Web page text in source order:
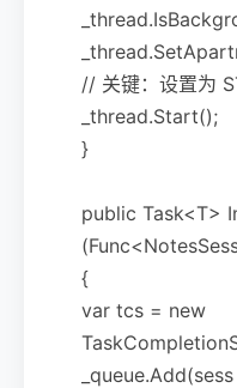
// 关键：设置为
_thread.Start();
}
public Task<T>
{
var tcs = new
_queue.Add(sess